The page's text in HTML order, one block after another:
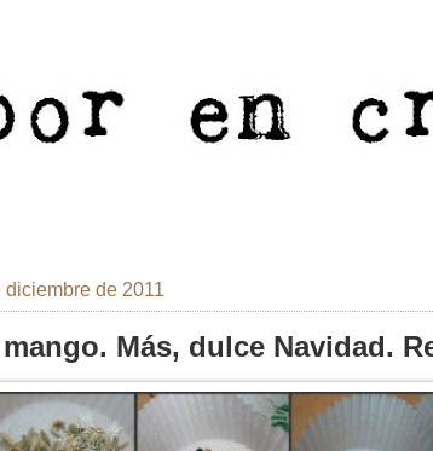
de 2011
Más, dulce Navidad.